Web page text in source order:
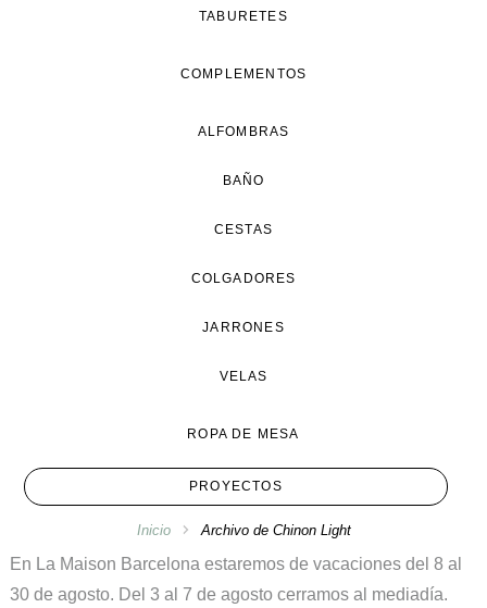
TABURETES
COMPLEMENTOS
ALFOMBRAS
BAÑO
CESTAS
COLGADORES
JARRONES
VELAS
ROPA DE MESA
PROYECTOS
Inicio Archivo de Chinon Light
En La Maison Barcelona estaremos de vacaciones del 8 al
30 de agosto. Del 3 al 7 de agosto cerramos al mediadía.